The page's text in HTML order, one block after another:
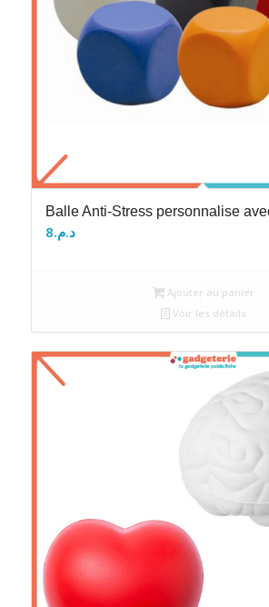
Balle Anti-Stress personnalise
د.م.8
Ajouter au panier
Voir les détails